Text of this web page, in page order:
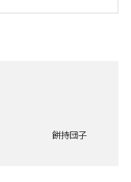
餅持団子